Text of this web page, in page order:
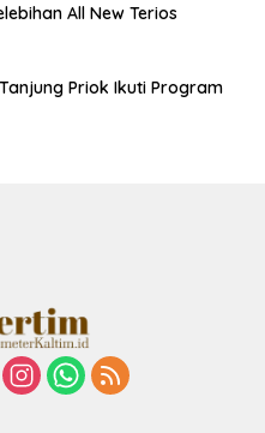
All New Terios
Priok Ikuti Program